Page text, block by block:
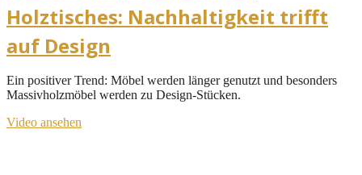
Holztisches: Nachhaltigkeit trifft
auf Design
Ein positiver Trend: Möbel werden länger genutzt und besonders
Massivholzmöbel werden zu Design-Stücken.
Video ansehen